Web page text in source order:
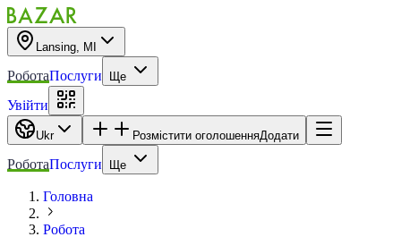
Lansing, MI
РоботаПослуги Ще
Увійти
Ukr Розмістити оголошенняДодати
РоботаПослуги Ще
Головна
Робота